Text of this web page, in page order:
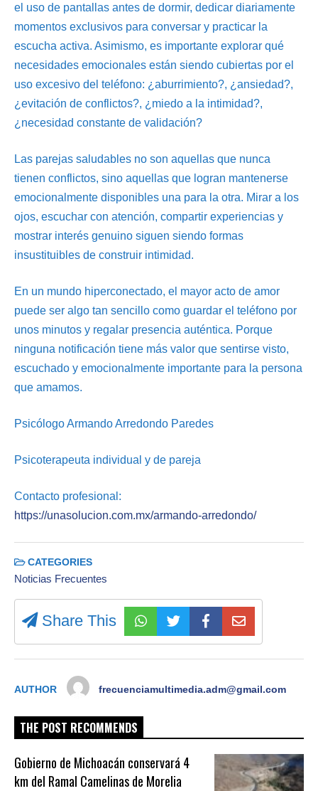
el uso de pantallas antes de dormir, dedicar diariamente
momentos exclusivos para conversar y practicar la
escucha activa. Asimismo, es importante explorar qué
necesidades emocionales están siendo cubiertas por el
uso excesivo del teléfono: ¿aburrimiento?, ¿ansiedad?,
¿evitación de conflictos?, ¿miedo a la intimidad?,
¿necesidad constante de validación?
Las parejas saludables no son aquellas que nunca
tienen conflictos, sino aquellas que logran mantenerse
emocionalmente disponibles una para la otra. Mirar a los
ojos, escuchar con atención, compartir experiencias y
mostrar interés genuino siguen siendo formas
insustituibles de construir intimidad.
En un mundo hiperconectado, el mayor acto de amor
puede ser algo tan sencillo como guardar el teléfono por
unos minutos y regalar presencia auténtica. Porque
ninguna notificación tiene más valor que sentirse visto,
escuchado y emocionalmente importante para la persona
que amamos.
Psicólogo Armando Arredondo Paredes
Psicoterapeuta individual y de pareja
Contacto profesional:
https://unasolucion.com.mx/armando-arredondo/
CATEGORIES
Noticias Frecuentes
Share This
AUTHOR frecuenciamultimedia.adm@gmail.com
THE POST RECOMMENDS
Gobierno de Michoacán conservará 4
km del Ramal Camelinas de Morelia